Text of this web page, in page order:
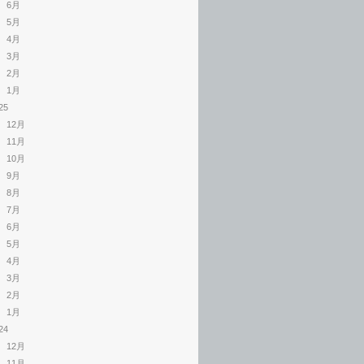
6月
5月
4月
3月
2月
1月
12月
11月
10月
9月
8月
7月
6月
5月
4月
3月
2月
1月
12月